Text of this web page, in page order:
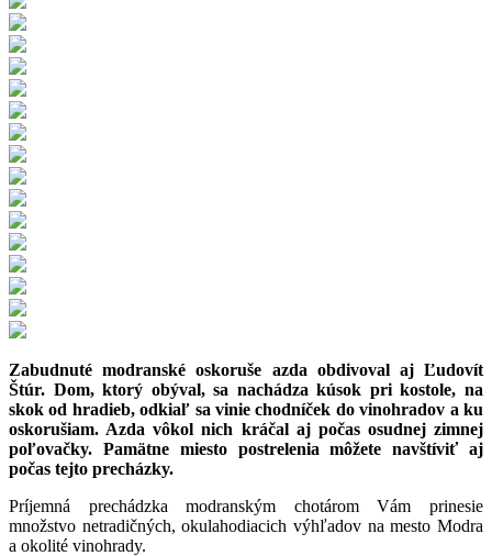
Zabudnuté modranské oskoruše azda obdivoval aj Ľudovít
Štúr. Dom, ktorý obýval, sa nachádza kúsok pri kostole, na
skok od hradieb, odkiaľ sa vinie chodníček do vinohradov a ku
oskorušiam. Azda vôkol nich kráčal aj počas osudnej zimnej
poľovačky. Pamätne miesto postrelenia môžete navštíviť aj
počas tejto precházky.
Príjemná prechádzka modranským chotárom Vám prinesie
množstvo netradičných, okulahodiacich výhľadov na mesto Modra
a okolité vinohrady.